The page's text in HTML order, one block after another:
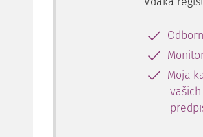
Moja